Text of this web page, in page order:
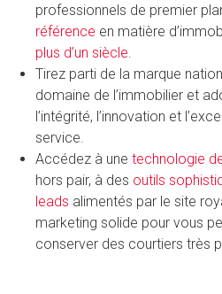
professionnels de premier
référence en matière
plus d’un siècle
Tirez parti de la marque
domaine de l’immobilier et
l’intégrité, l’innovation et
service.
Accédez à une technologie
hors pair, à des outils
leads alimentés par le site
marketing solide pour vous
conserver des courtiers très